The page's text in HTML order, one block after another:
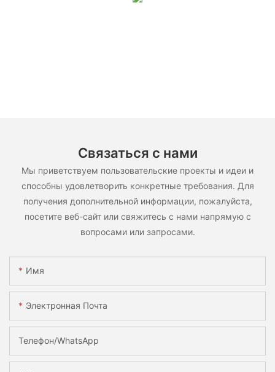
Связаться с нами
Мы приветствуем пользовательские проекты и идеи и
способны удовлетворить конкретные требования. Для
получения дополнительной информации, пожалуйста,
посетите веб-сайт или свяжитесь с нами напрямую с
вопросами или запросами.
Имя
Электронная Почта
Телефон/WhatsApp